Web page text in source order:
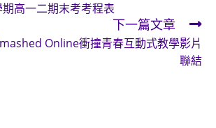
高一二期末考考程表
下一篇文章
Online衝撞青春互動式教學影片
聯結